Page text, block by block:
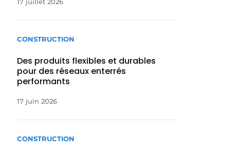
CONSTRUCTION
Des produits flexibles et durables
pour des réseaux enterrés
performants
17 juin 2026
CONSTRUCTION